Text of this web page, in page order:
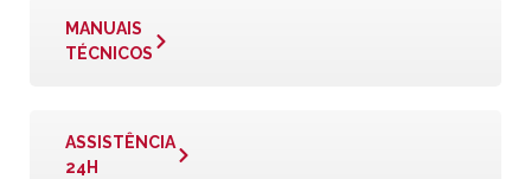
MANUAIS
TÉCNICOS
ASSISTÊNCIA
24H